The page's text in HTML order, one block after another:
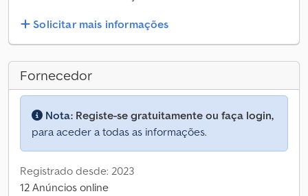
Solicitar mais informações
Fornecedor
Nota: Registe-se gratuitamente ou faça login,
para aceder a todas as informações.
Registrado desde: 2023
12 Anúncios online